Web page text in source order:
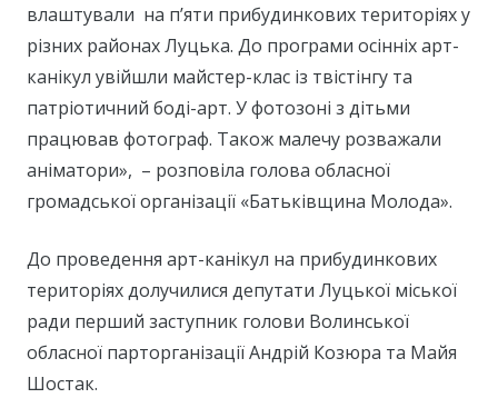
влаштували на п’яти прибудинкових територіях у
різних районах Луцька. До програми осінніх арт-
канікул увійшли майстер-клас із твістінгу та
патріотичний боді-арт. У фотозоні з дітьми
працював фотограф. Також малечу розважали
аніматори», – розповіла голова обласної
громадської організації «Батьківщина Молода».
До проведення арт-канікул на прибудинкових
територіях долучилися депутати Луцької міської
ради перший заступник голови Волинської
обласної парторганізації Андрій Козюра та Майя
Шостак.